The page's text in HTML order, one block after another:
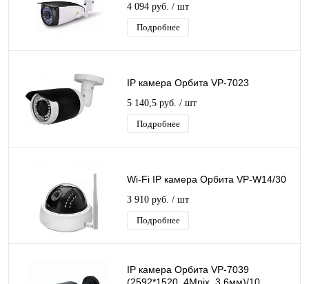
4 094 руб. / шт
Подробнее
IP камера Орбита VP-7023
5 140,5 руб. / шт
Подробнее
Wi-Fi IP камера Орбита VP-W14/30
3 910 руб. / шт
Подробнее
IP камера Орбита VP-7039